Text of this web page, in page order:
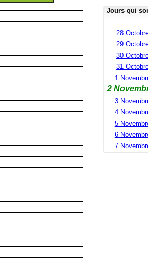
Jours qui
28
29
30
31
1
2
3
4
5
6
7